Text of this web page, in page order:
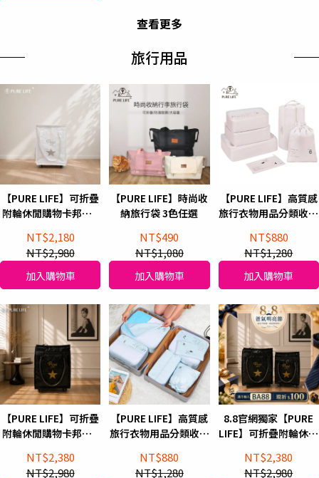
查看更多
旅行用品
【PURE LIFE】可折疊
附輪休閒購物卡邦包_
NT$2,180
NT$2,980
加入購物車
【PURE LIFE】時尚收
納旅行袋 3色任選
NT$490
NT$1,080
加入購物車
【PURE LIFE】高質感
旅行衣物用品分類收納
NT$880
NT$1,280
加入購物車
【PURE LIFE】可折疊
附輪休閒購物卡邦包_
NT$2,380
NT$2,980
【PURE LIFE】高質感
旅行衣物用品分類收納
NT$880
NT$1,280
8.8官網獨家【PURE
LIFE】可折疊附輪休閒
NT$2,380
NT$2,980